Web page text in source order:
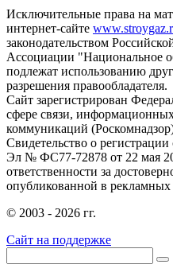
Исключительные права на
интернет-сайте
законодательством
Ассоциации "Национальное
подлежат использованию
разрешения правообладателя.
Сайт зарегистрирован
сфере связи,
коммуникаций
Свидетельство о
Эл № ФС77-72878 от 22 мая
ответственности за
опубликованной в рекламных
© 2003 - 2026 гг.
Сайт на поддержке